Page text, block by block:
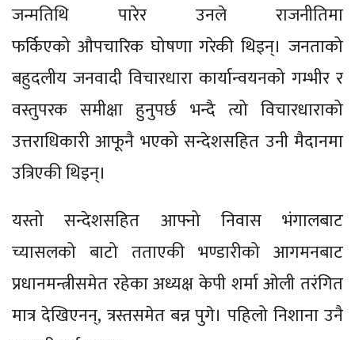
जन्मतिथि पारेर उनले राजनीतिमा
फर्किएको औपचारिक घोषणा गरेकी थिइन्। जनताको
बहुदलीय जनवादी विचारधारा कार्यान्वयनको गम्भीर र
वस्तुपरक समीक्षा हुनुपर्छ भन्दै त्यो विचारधाराको
उत्तराधिकारी आफूनै भएको सन्देशसहित उनी मैदानमा
उत्रिएकी थिइन्।
यस्तो सन्देशसहित आफ्नो निवास भंगालबाट
च्यासलको बाटो तताएकी भण्डारीको आगमनबाट
प्रधानमन्त्रीसमेत रहेका अध्यक्ष केपी शर्मा ओली तरंगित
मात्र देखिएनन्, त्रस्तसमेत बन्न पुगे। पहिलो निशाना उनै